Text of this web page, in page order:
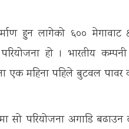
हुन लागेको ६०० मेगावाट
हो । भारतीय कम्पनी
महिना पहिले बुटवल पावर
सो परियोजना अगाडि